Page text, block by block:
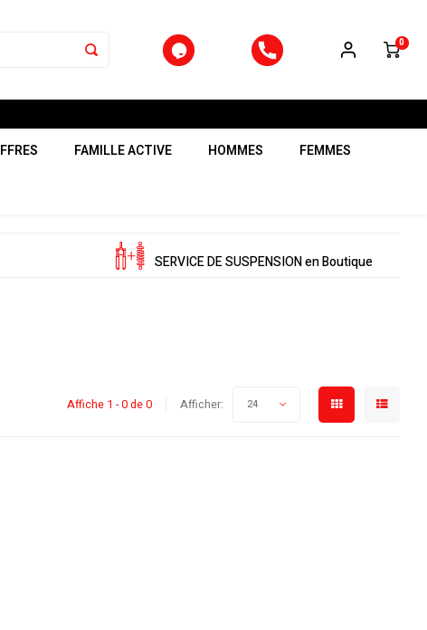
0
FAMILLE ACTIVE HOMMES FEMMES
SERVICE DE SUSPENSION en Boutique
Affiche 1 - 0 de 0 Afficher: 24